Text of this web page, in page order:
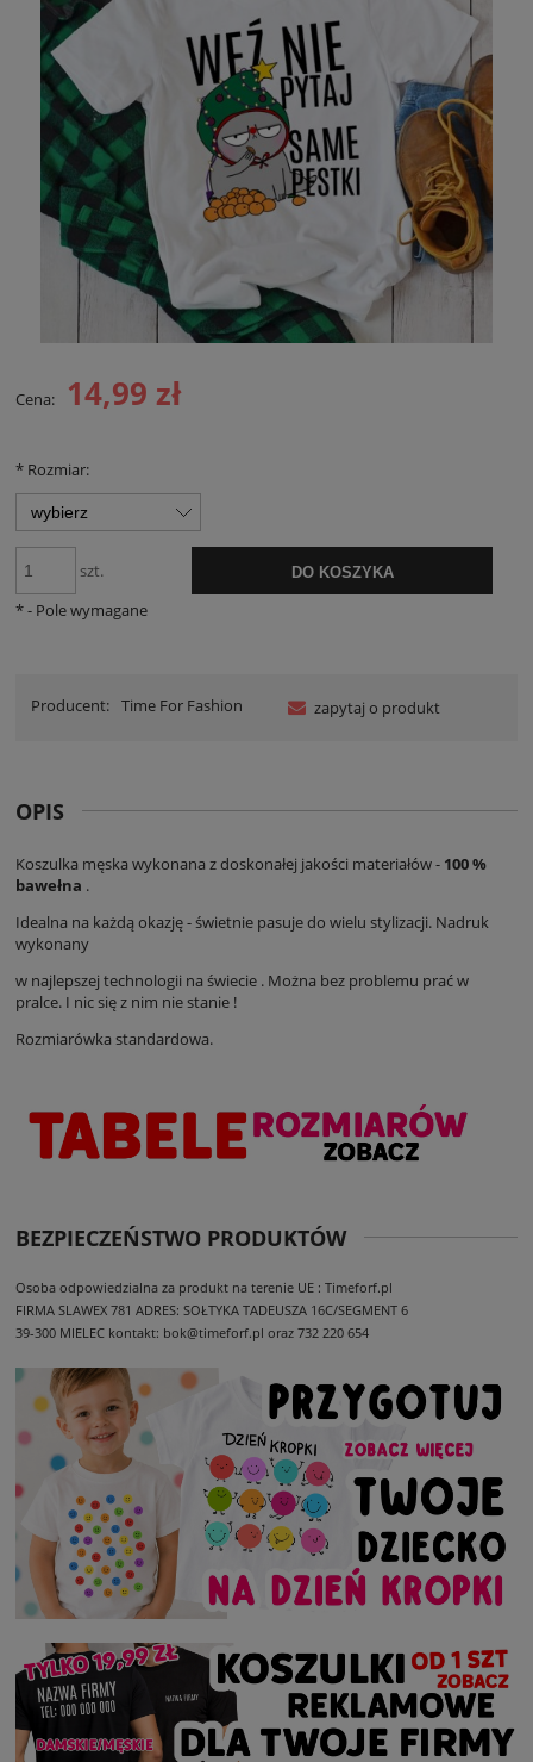
Cena: 14,99 zł
* Rozmiar:
szt. DO KOSZYKA
*- Pole wymagane
Producent: Time For Fashion zapytaj o produkt
OPIS
Koszulka męska wykonana z doskonałej jakości materiałów - 100 %
bawełna .
Idealna na każdą okazję - świetnie pasuje do wielu stylizacji. Nadruk
wykonany
w najlepszej technologii na świecie . Można bez problemu prać w
pralce. I nic się z nim nie stanie !
Rozmiarówka standardowa.
BEZPIECZEŃSTWO PRODUKTÓW
Osoba odpowiedzialna za produkt na terenie UE : Timeforf.pl
FIRMA SLAWEX 781 ADRES: SOŁTYKA TADEUSZA 16C/SEGMENT 6
39-300 MIELEC kontakt: bok@timeforf.pl oraz 732 220 654